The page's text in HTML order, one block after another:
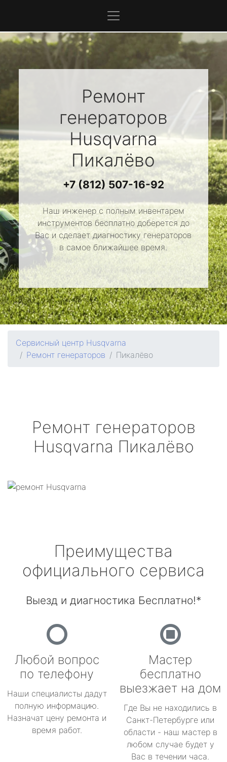
Ремонт
генераторов
Husqvarna
Пикалёво
+7 (812) 507-16-92
Наш инженер с полным инвентарем
инструментов бесплатно доберется до
Вас и сделает диагностику генераторов
в самое ближайшее время.
Сервисный центр Husqvarna
Ремонт генераторов
Пикалёво
Ремонт генераторов
Husqvarna Пикалёво
Преимущества
официального сервиса
Выезд и диагностика Бесплатно!*
Любой вопрос
по телефону
Наши специалисты дадут
полную информацию.
Назначат цену ремонта и
время работ.
Мастер
бесплатно
выезжает на дом
Где Вы не находились в
Санкт-Петербурге или
области - наш мастер в
любом случае будет у
Вас в течении часа.